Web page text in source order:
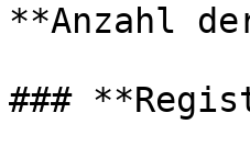
**Anzahl
###